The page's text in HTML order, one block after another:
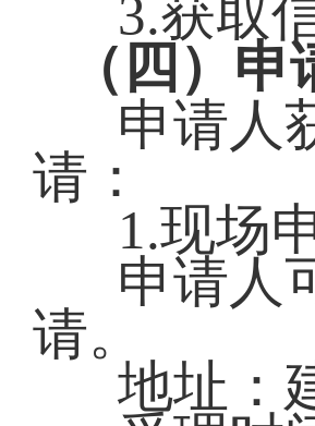
3.获取
（四）
申请人
请：
1.现场
申请人
请。
地址：